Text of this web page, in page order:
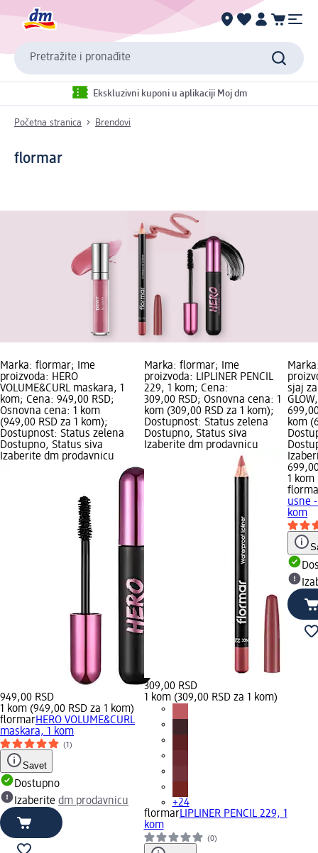
Pretražite i pronađite
Ekskluzivni kuponi u aplikaciji Moj dm
Početna stranica Brendovi
flormar
Marka: flormar; Ime
proizvoda: HERO
VOLUME&CURL maskara, 1
kom; Cena: 949,00 RSD;
Osnovna cena: 1 kom
(949,00 RSD za 1 kom);
Dostupnost: Status zelena
Dostupno, Status siva
Izaberite dm prodavnicu
949,00 RSD
1 kom (949,00 RSD za 1 kom)
flormarHERO VOLUME&CURL
maskara, 1 kom
(1)
Savet
Dostupno
Izaberite dm prodavnicu
Marka: flormar; Ime
proizvoda: LIPLINER PENCIL
229, 1 kom; Cena:
309,00 RSD; Osnovna cena: 1
kom (309,00 RSD za 1 kom);
Dostupnost: Status zelena
Dostupno, Status siva
Izaberite dm prodavnicu
309,00 RSD
1 kom (309,00 RSD za 1 kom)
+24
flormarLIPLINER PENCIL 229, 1
kom
(0)
sjaj
kom
1 kom
usne -
kom